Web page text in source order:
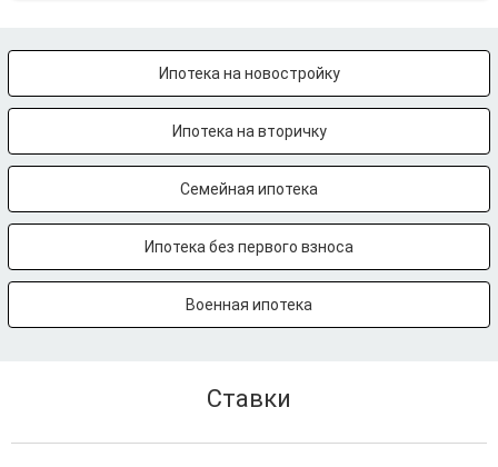
Ипотека на новостройку
Ипотека на вторичку
Семейная ипотека
Ипотека без первого взноса
Военная ипотека
Ставки